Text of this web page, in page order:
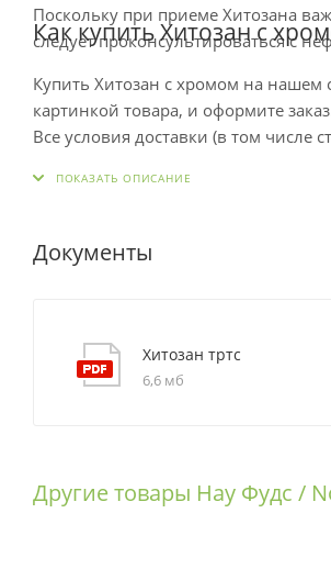
Поскольку при приеме Хитозана
следует проконсультироваться с
Как купить Хитозан с
Купить Хитозан с хромом на нашем
картинкой товара, и оформите
Все условия доставки (в том
Также, при необходимости, вы
Документы
Хитозан тртс
6,6 мб
Другие товары Нау Фудс /